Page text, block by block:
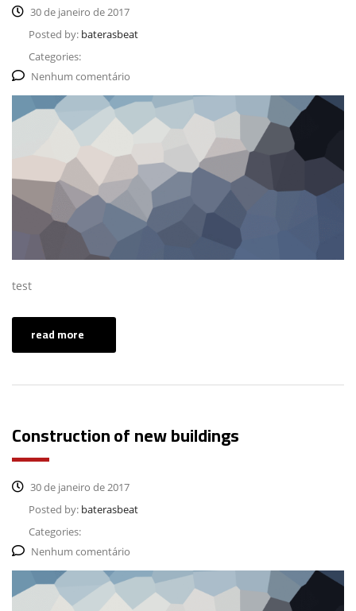
30 de janeiro de 2017
Posted by: baterasbeat
Categories:
Nenhum comentário
test
read more
Construction of new buildings
30 de janeiro de 2017
Posted by: baterasbeat
Categories:
Nenhum comentário